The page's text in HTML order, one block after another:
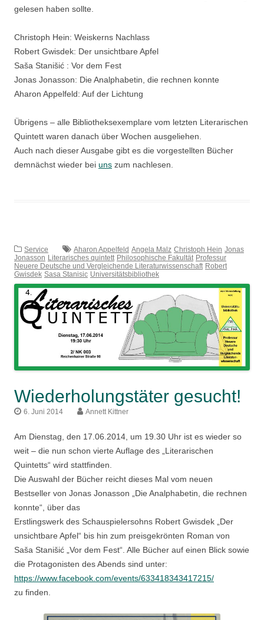
gelesen haben sollte.
Christoph Hein: Weiskerns Nachlass
Robert Gwisdek: Der unsichtbare Apfel
Saša Stanišić : Vor dem Fest
Jonas Jonasson: Die Analphabetin, die rechnen konnte
Aharon Appelfeld: Auf der Lichtung
Übrigens – alle Bibliotheksexemplare vom letzten Literarischen
Quintett waren danach über Wochen ausgeliehen.
Auch nach dieser Ausgabe gibt es die vorgestellten Bücher
demnächst wieder bei uns zum nachlesen.
Service Aharon Appelfeld Angela Malz Christoph Hein Jonas
Jonasson Literarisches quintett Philosophische Fakultät Professur
Neuere Deutsche und Vergleichende Literaturwissenschaft Robert
Gwisdek Sasa Stanisic Universitätsbibliothek
Wiederholungstäter gesucht!
6. Juni 2014 Annett Kittner
Am Dienstag, den 17.06.2014, um 19.30 Uhr ist es wieder so
weit – die nun schon vierte Auflage des „Literarischen
Quintetts“ wird stattfinden.
Die Auswahl der Bücher reicht dieses Mal vom neuen
Bestseller von Jonas Jonasson „Die Analphabetin, die rechnen
konnte“, über das
Erstlingswerk des Schauspielersohns Robert Gwisdek „Der
unsichtbare Apfel“ bis hin zum preisgekrönten Roman von
Saša Stanišić „Vor dem Fest“. Alle Bücher auf einen Blick sowie
die Protagonisten des Abends sind unter:
https://www.facebook.com/events/633418343417215/
zu finden.